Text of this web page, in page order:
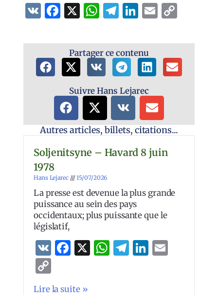
VK Facebook
X WhatsApp
Telegram
LinkedIn
Email
Partager ce contenu
Suivre Hans Lejarec
Autres articles, billets, citations...
Soljenitsyne – Havard 8 juin
1978
Hans Lejarec 15/07/2026
La presse est devenue la plus grande
puissance au sein des pays
occidentaux; plus puissante que le
législatif,
VK Facebook
X WhatsApp
Telegram
LinkedIn
Link
Lire la suite »